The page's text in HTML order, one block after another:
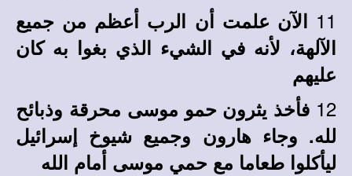
11 الآن علمت أن الرب أعظم من جميع
الآلهة، لأنه في الشيء الذي بغوا به كان
عليهم
12 فأخذ يثرون حمو موسى محرقة وذبائح
لله. وجاء هارون وجميع شيوخ إسرائيل
ليأكلوا طعاما مع حمي موسى أمام الله